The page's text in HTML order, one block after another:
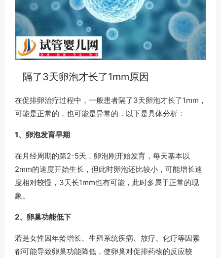
隔了3天卵泡才长了1mm原因
在促排卵治疗过程中，一般患者隔了3天卵泡才长了1mm，
可能是正常的，也可能是异常的，以下是具体分析：
1、卵泡发育早期
在月经周期的第2-5天，卵泡刚开始发育，每天基本以
2mm的速度开始生长，但此时卵泡还比较小，可能增长速
度相对较慢，3天长1mm也有可能，此时多属于正常的现
象。
2、卵巢功能低下
若是女性因年龄增长、生殖系统疾病、放疗、化疗等因素
都可能导致卵巢功能降低，使卵巢对促排药物的反应较